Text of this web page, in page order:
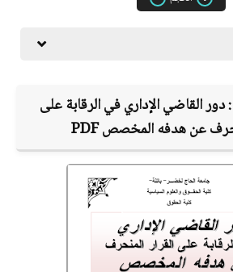
دور القاضي الإداري في الرقابة على
عن هدفه المخصصPDF